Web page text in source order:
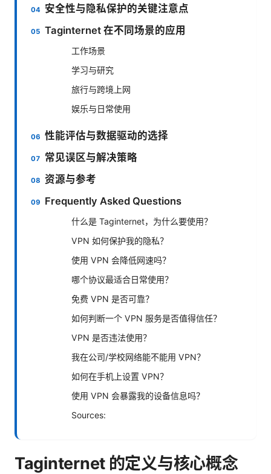
安全性与隐私保护的关键注意点
Taginternet 在不同场景的应用
工作场景
学习与研究
旅行与跨境上网
娱乐与日常使用
性能评估与数据驱动的选择
常见误区与解决策略
资源与参考
Frequently Asked Questions
什么是 Taginternet，为什么要使用？
VPN 如何保护我的隐私？
使用 VPN 会降低网速吗？
哪个协议最适合日常使用？
免费 VPN 是否可靠？
如何判断一个 VPN 服务是否值得信任？
VPN 是否违法使用？
我在公司/学校网络能不能用 VPN？
如何在手机上设置 VPN？
使用 VPN 会暴露我的设备信息吗？
Sources:
Taginternet 的定义与核心概念